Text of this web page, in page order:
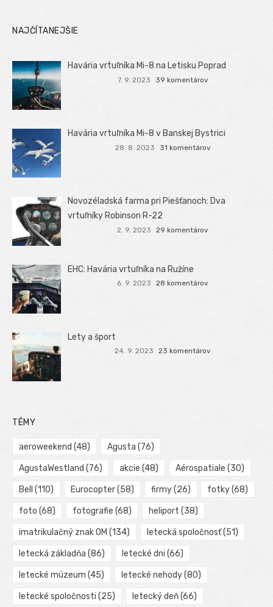
NAJČÍTANEJŠIE
Havária vrtuľníka Mi-8 na Letisku Poprad
7. 9. 2023 39 komentárov
Havária vrtuľníka Mi-8 v Banskej Bystrici
28. 8. 2023 31 komentárov
Novozéladská farma pri Piešťanoch: Dva
vrtuľníky Robinson R-22
2. 9. 2023 29 komentárov
EHC: Havária vrtuľníka na Ružíne
6. 9. 2023 28 komentárov
Lety a šport
24. 9. 2023 23 komentárov
TÉMY
aeroweekend (48) Agusta (76)
AgustaWestland (76) akcie (48) Aérospatiale (30)
Bell (110) Eurocopter(58) firmy(26) fotky(68)
foto (68) fotografie (68) heliport (38)
imatrikulačný znak OM (134) letecká spoločnosť(51)
letecká základňa (86) letecké dni (66)
letecké múzeum (45) letecké nehody(80)
letecké spoločnosti (25) letecký deň(66)